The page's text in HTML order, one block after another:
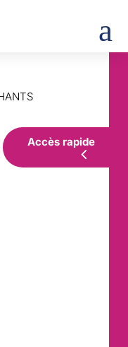
a
Accès rapide